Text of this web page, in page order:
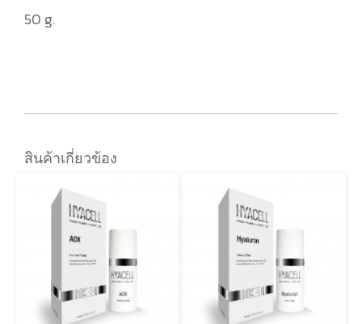
50 g.
สินค้าเกี่ยวข้อง